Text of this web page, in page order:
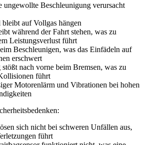
ungewollte Beschleunigung verursacht
bleibt auf Vollgas hängen
während der Fahrt stehen, was zu
Leistungsverlust führt
Beschleunigen, was das Einfädeln auf
erschwert
stößt nach vorne beim Bremsen, was zu
führt
Motorenlärm und Vibrationen bei hohen
sich nicht bei schweren Unfällen aus,
führt